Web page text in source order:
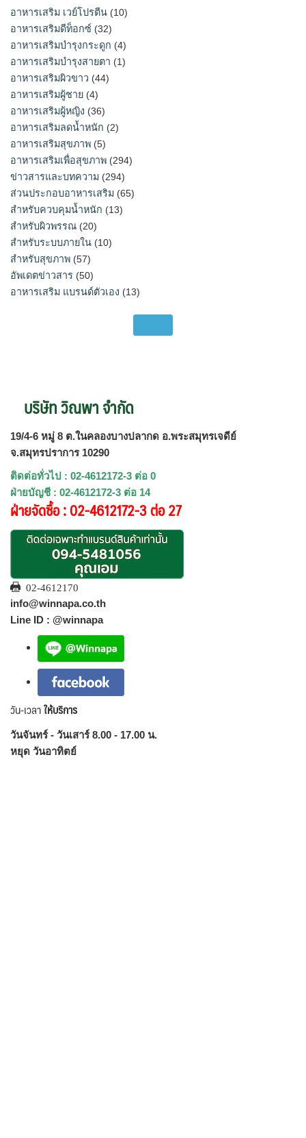
อาหารเสริม เวย์โปรตีน (10)
อาหารเสริมดีท็อกซ์ (32)
อาหารเสริมบำรุงกระดูก (4)
อาหารเสริมบำรุงสายตา (1)
อาหารเสริมผิวขาว (44)
อาหารเสริมผู้ชาย (4)
อาหารเสริมผู้หญิง (36)
อาหารเสริมลดน้ำหนัก (2)
อาหารเสริมสุขภาพ (5)
อาหารเสริมเพื่อสุขภาพ (294)
ข่าวสารและบทความ (294)
ส่วนประกอบอาหารเสริม (65)
สำหรับควบคุมน้ำหนัก (13)
สำหรับผิวพรรณ (20)
สำหรับระบบภายใน (10)
สำหรับสุขภาพ (57)
อัพเดตข่าวสาร (50)
อาหารเสริม แบรนด์ตัวเอง (13)
บริษัท วิณพา จำกัด
19/4-6 หมู่ 8 ต.ในคลองบางปลากด อ.พระสมุทรเจดีย์
จ.สมุทรปราการ 10290
ติดต่อทั่วไป : 02-4612172-3 ต่อ 0
ฝ่ายบัญชี : 02-4612172-3 ต่อ 14
ฝ่ายจัดซื้อ : 02-4612172-3 ต่อ 27
02-4612170
info@winnapa.co.th
Line ID : @winnapa
วัน-เวลาให้บริการ
วันจันทร์ - วันเสาร์ 8.00 - 17.00 น.
หยุด วันอาทิตย์